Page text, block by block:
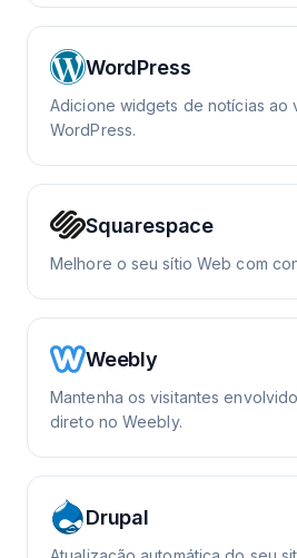
WordPress
Adicione widgets de notícias ao
WordPress.
Squarespace
Melhore o seu sítio Web com
Weebly
Mantenha os visitantes
direto no Weebly.
Drupal